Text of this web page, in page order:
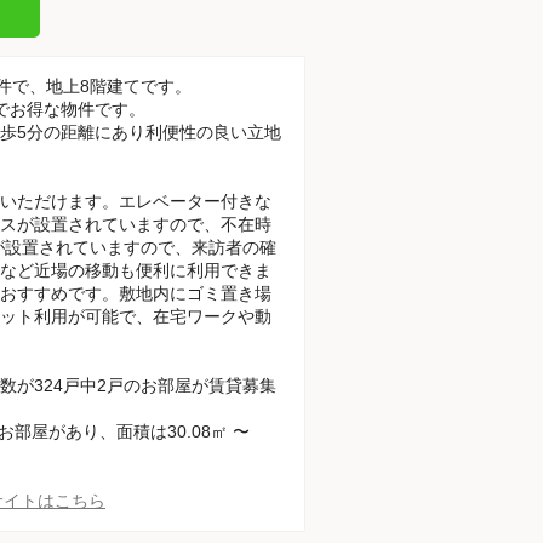
、地上8階建てです。
得な物件です。
5分の距離にあり利便性の良い立地
ただけます。エレベーター付きな
が設置されていますので、不在時
置されていますので、来訪者の確
ど近場の移動も便利に利用できま
すすめです。敷地内にゴミ置き場
ト利用が可能で、在宅ワークや動
が324戸中2戸のお部屋が賃貸募集
部屋があり、面積は30.08㎡ 〜
トはこちら